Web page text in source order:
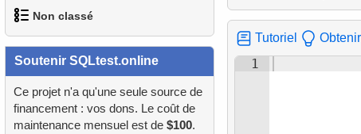
3.Obtenir la liste des noms
d'acteurs
4.Récupérer tous les
départements
utilisant une sous-requête
utilisant JOIN
3.Prénoms d'acteurs en
double
actifs
3.Trouver les acteurs les plus
Non classé
1.orders-total
2.extra-light-penguins
3.Requête sur les
Soutenir SQLtest.online
Ce projet n'a qu'une seule source de
financement : vos dons. Le coût de
maintenance mensuel est de$100.
Tutoriel
1